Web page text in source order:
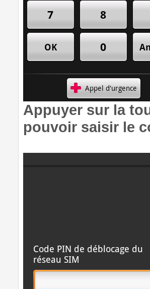
Appuyer sur la
pouvoir saisir le